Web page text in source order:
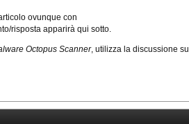
ovunque con
risposta apparirà qui sotto.
Octopus Scanner, utilizza la discussione sul